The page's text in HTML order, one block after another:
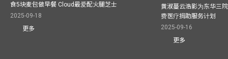
食5块麦包做早餐 Cloud最爱配火腿芝士
2025-09-18
更多
黄淑蔓云浩影为东华三
费医疗捐助服务计划
2025-09-16
更多